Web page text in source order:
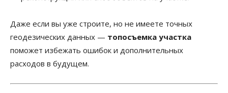
Даже если вы уже строите, но не имеете точных
геодезических данных — топосъемка участка
поможет избежать ошибок и дополнительных
расходов в будущем.